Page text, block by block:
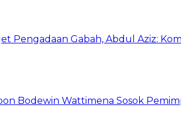
Pengadaan Gabah, Abdul Aziz:
Bodewin Wattimena Sosok